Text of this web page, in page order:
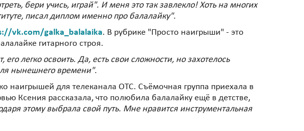
бери учись, играй". И меня это так завлекло! Хоть на многих
писал диплом именно про балалайку".
vk.com/galka_balalaika. В рубрике "Просто наигрыши" - это
гитарного строя.
легко освоить. Да, есть свои сложности, но захотелось
нынешнего времени".
наигрышей для телеканала ОТС. Съёмочная группа приехала в
Ксения рассказала, что полюбила балалайку ещё в детстве,
этому выбрала свой путь. Мне нравится инструментальная